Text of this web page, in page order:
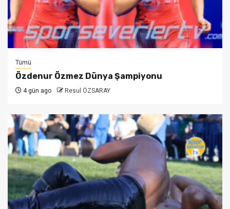
Tümü
Özdenur Özmez Dünya Şampiyonu
4 gün ago Resul ÖZSARAY